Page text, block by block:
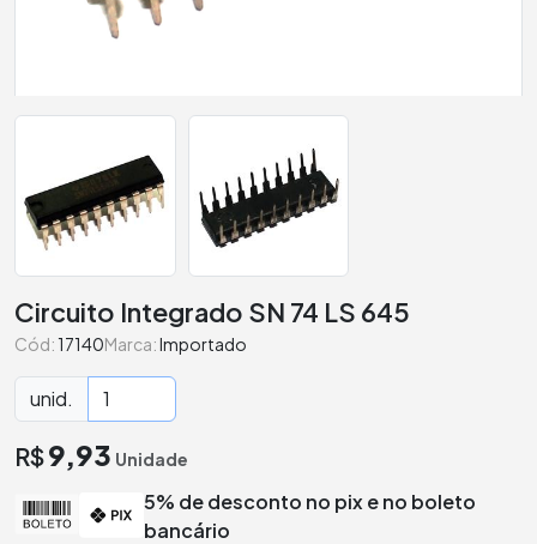
Circuito Integrado SN 74 LS 645
Cód:17140Marca:Importado
unid.
R$9,93 Unidade
5% de desconto no pix e no boleto
bancário